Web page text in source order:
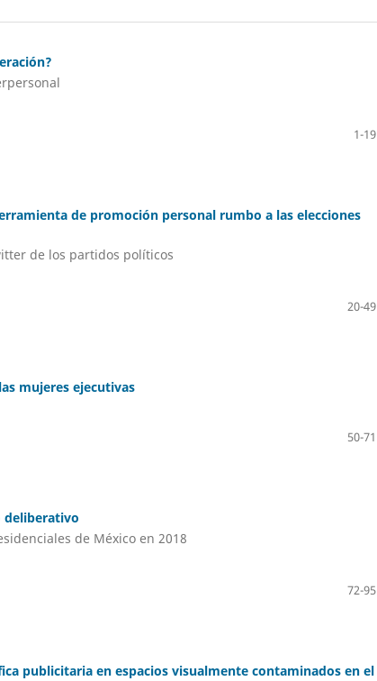
1-19
de promoción personal rumbo a las elecciones
de los partidos políticos
20-49
mujeres ejecutivas
50-71
deliberativo
de México en 2018
72-95
publicitaria en espacios visualmente contaminados en el